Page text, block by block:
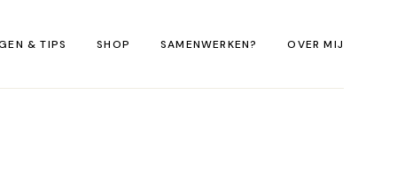
& TIPS SHOP SAMENWERKEN? OVER MIJ